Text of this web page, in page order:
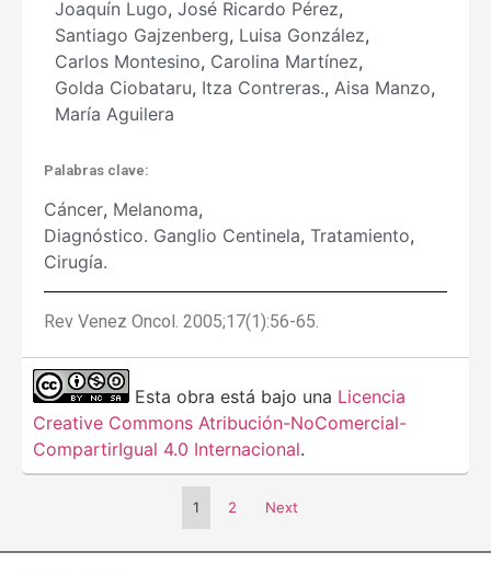
Joaquín Lugo, José Ricardo Pérez,
Santiago Gajzenberg, Luisa González,
Carlos Montesino, Carolina Martínez,
Golda Ciobataru, Itza Contreras., Aisa Manzo,
María Aguilera
Palabras clave:
Cáncer, Melanoma,
Diagnóstico. Ganglio Centinela, Tratamiento,
Cirugía.
Rev Venez Oncol. 2005;17(1):56-65.
Esta obra está bajo una Licencia
Creative Commons Atribución-NoComercial-
CompartirIgual 4.0 Internacional.
1 2 Next